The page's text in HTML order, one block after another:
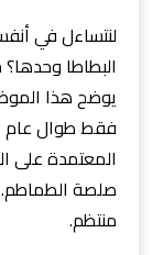
لنتساءل في
البطاطا وحدها؟
يوضح هذا
المعتمدة على
منتظم.